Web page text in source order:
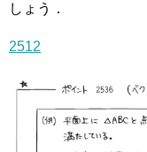
しょう．
2512